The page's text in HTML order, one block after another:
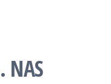
NAS